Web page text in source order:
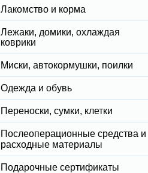
Лакомство и корма
Лежаки, домики, охлаждая
коврики
Миски, автокормушки, поилки
Одежда и обувь
Переноски, сумки, клетки
Послеоперационные средства и
расходные материалы
Подарочные сертификаты